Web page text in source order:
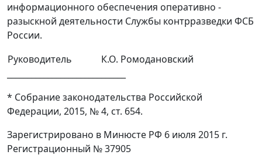
информационного обеспечения оперативно -
разыскной деятельности Службы контрразведки ФСБ
России.
Руководитель
К.О. Ромодановский
* Собрание законодательства Российской
Федерации, 2015, № 4, ст. 654.
Зарегистрировано в Минюсте РФ 6 июля 2015 г.
Регистрационный № 37905